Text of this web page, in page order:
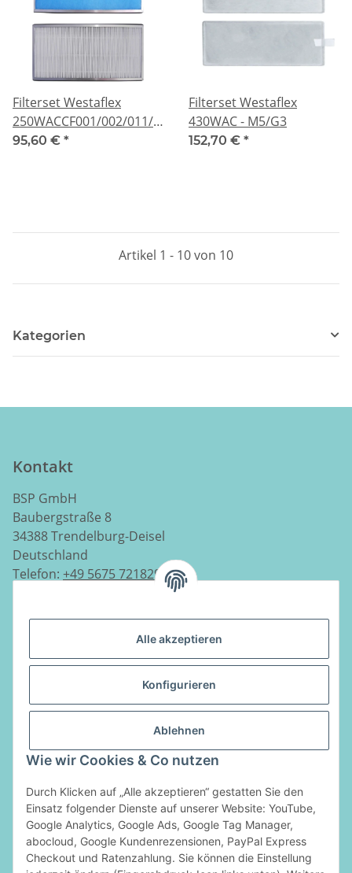
Alle akzeptieren
Konfigurieren
Ablehnen
Wie wir Cookies & Co nutzen
Durch Klicken auf „Alle akzeptieren“ gestatten Sie den
Einsatz folgender Dienste auf unserer Website: YouTube,
Google Analytics, Google Ads, Google Tag Manager,
abocloud, Google Kundenrezensionen, PayPal Express
Checkout und Ratenzahlung. Sie können die Einstellung
Filterset Westaflex
250WACCF001/002/011/022
ohne Bypass - F6/G4
95,60 € *
Filterset Westaflex
430WAC - M5/G3
152,70 € *
Artikel 1 - 10 von 10
Kategorien
Kontakt
BSP GmbH
Baubergstraße 8
34388 Trendelburg-Deisel
Deutschland
Telefon: +49 5675 7218290
Informationen
Gesetzliche Informationen
Zahlungsarten